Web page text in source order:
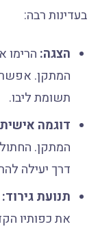
בעדינות רבה:
הצגה:הרימו
המתקן. אפשר
תשומת ליבו.
דוגמה אישית:
המתקן.
דרך יעילה
תנועת גירוד:
את כפותיו